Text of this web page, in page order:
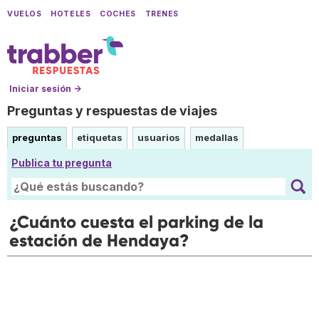
VUELOS HOTELES COCHES TRENES
Iniciar sesión →
Preguntas y respuestas de viajes
preguntas etiquetas usuarios medallas
Publica tu pregunta
¿Cuánto cuesta el parking de la
estación de Hendaya?